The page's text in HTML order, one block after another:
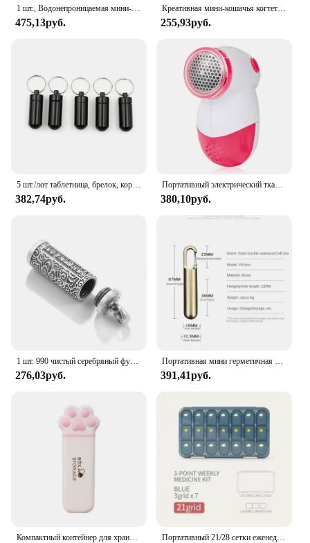
1 шт., Водонепроницаемая мини-капсула из нержавеющей стали
475,13руб.
Креативная мини-кошачья когтеточка, портативная трехсекционная утренняя, полудняя и вечерняя коробка для таблеток, многоцветная дополнительная и милая коробка для таблеток
255,93руб.
5 шт./лот таблетница, брелок, коробка для таблеток, водонепроницаемый алюминиевый контейнер для таблеток, контейнер для бутылок
382,74руб.
Портативный электрический тканевый свитер, таблетки для удаления пуха, бритва, одежда, таблетки для удаления ворса, одежда разных цветов, машина для резки гранул пуха
380,10руб.
1 шт. 990 чистый серебряный футляр для таблеток, водонепроницаемый футляр для таблеток с цепочкой, ожерелье
276,03руб.
Портативная мини герметичная капсула из нержавеющей стали, водонепроницаемая коробка для таблеток, подвеска для первой помощи для кемпинга, портативный чехол для таблеток для путешествий на открытом воздухе
391,41руб.
Компактный контейнер для хранения лекарств с кошачьими крапанами, портативный контейнер для таблеток с 3 ячейками, дорожный органайзер, контейнер для таблеток с рыбьими маслами Портативный 21/28 сетки еженедельные таблетки коробка медицина диспенсер таблетки организатор коробки хранения 7 дней отсек таблетки случай контейнер